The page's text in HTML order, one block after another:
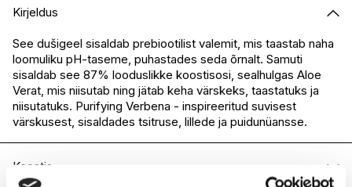
I.L.U. Kristiine
I.L.U. Ülemiste
Saadaval
I.L.U. Rocca
Saadaval
I.L.U. Lõunakeskus
Ei ole saadaval
I.L.U. Pärnu
Saadaval
Kirjeldus
See dušigeel sisaldab prebiootilist valemit, mis taastab naha
loomuliku pH-taseme, puhastades seda õrnalt. Samuti
sisaldab see 87% looduslikke koostisosi, sealhulgas Aloe
Verat, mis niisutab ning jätab keha värskeks, taastatuks ja
niisutatuks. Purifying Verbena - inspireeritud suvisest
värskusest, sisaldades tsitruse, lillede ja puidunüansse.
Koostis